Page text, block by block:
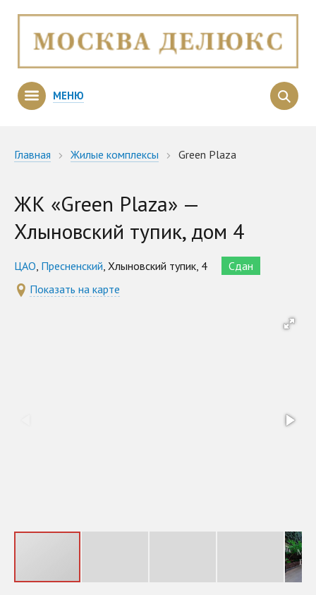
МЕНЮ
Главная Жилые комплексы Green Plaza
ЖК «Green Plaza» —
Хлыновский тупик, дом 4
ЦАО Пресненский , Хлыновский тупик, 4
Сдан
Показать на карте